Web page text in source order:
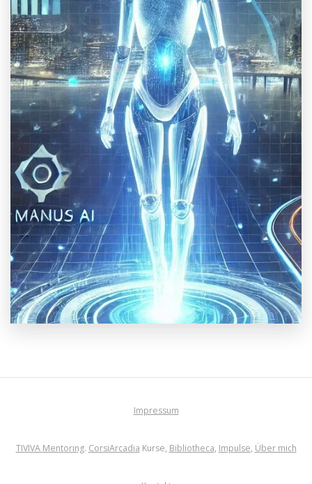
Impressum
TIVIVA Mentoring. CorsiArcadia Kurse, Bibliotheca, Impulse, Über mich